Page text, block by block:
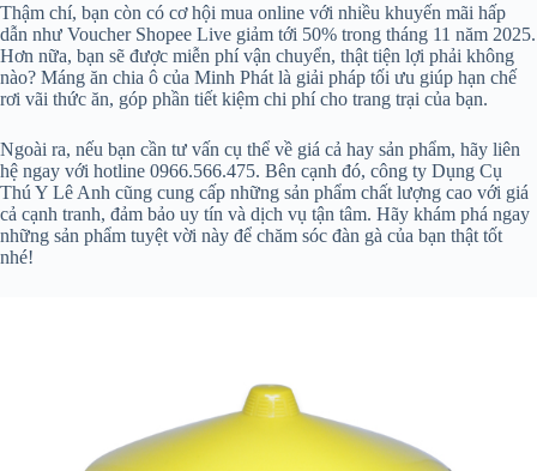
Thậm chí, bạn còn có cơ hội mua online với nhiều khuyến mãi hấp
dẫn như Voucher Shopee Live giảm tới 50% trong tháng 11 năm 2025.
Hơn nữa, bạn sẽ được miễn phí vận chuyển, thật tiện lợi phải không
nào? Máng ăn chia ô của Minh Phát là giải pháp tối ưu giúp hạn chế
rơi vãi thức ăn, góp phần tiết kiệm chi phí cho trang trại của bạn.
Ngoài ra, nếu bạn cần tư vấn cụ thể về giá cả hay sản phẩm, hãy liên
hệ ngay với hotline 0966.566.475. Bên cạnh đó, công ty Dụng Cụ
Thú Y Lê Anh cũng cung cấp những sản phẩm chất lượng cao với giá
cả cạnh tranh, đảm bảo uy tín và dịch vụ tận tâm. Hãy khám phá ngay
những sản phẩm tuyệt vời này để chăm sóc đàn gà của bạn thật tốt
nhé!